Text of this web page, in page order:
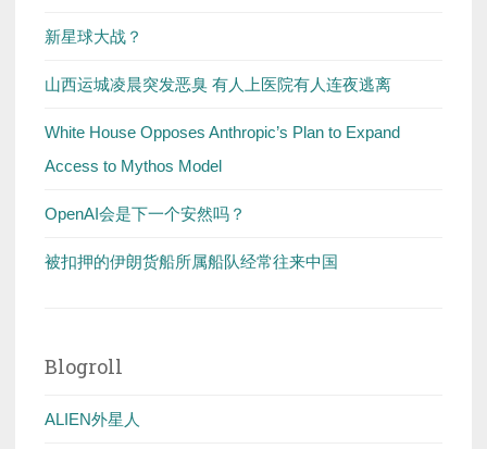
新星球大战？
山西运城凌晨突发恶臭 有人上医院有人连夜逃离
White House Opposes Anthropic’s Plan to Expand
Access to Mythos Model
OpenAI会是下一个安然吗？
被扣押的伊朗货船所属船队经常往来中国
Blogroll
ALIEN外星人